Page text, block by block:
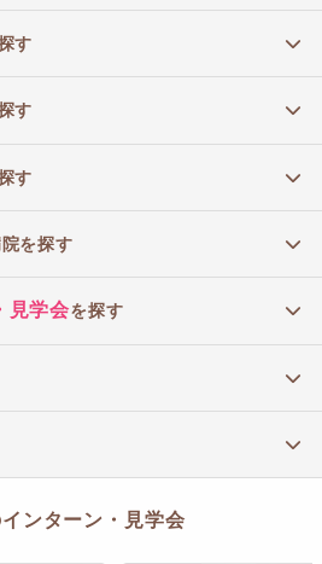
す
す
す
を探す
見学会を探す
ンターン・見学会